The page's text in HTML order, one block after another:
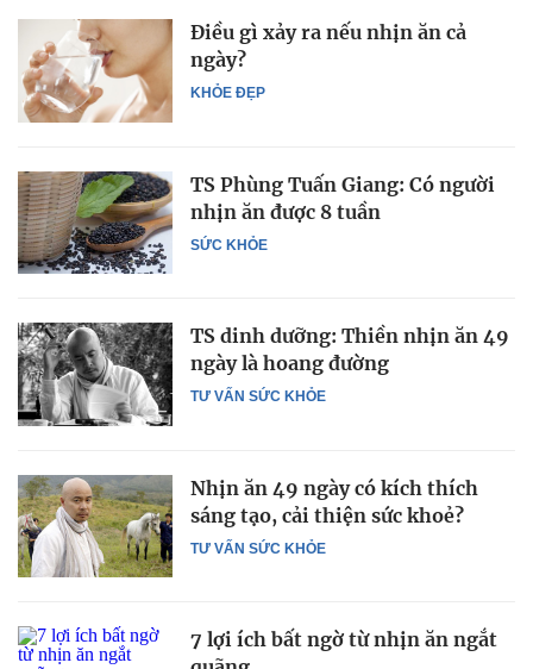
KHỎE ĐẸP
Điều gì xảy ra nếu nhịn ăn cả
ngày?
SỨC KHỎE
TS Phùng Tuấn Giang: Có người
nhịn ăn được 8 tuần
TƯ VẤN SỨC KHỎE
TS dinh dưỡng: Thiền nhịn ăn 49
ngày là hoang đường
TƯ VẤN SỨC KHỎE
Nhịn ăn 49 ngày có kích thích
sáng tạo, cải thiện sức khoẻ?
7 lợi ích bất ngờ từ nhịn ăn ngắt